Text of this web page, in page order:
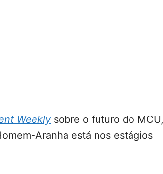
Weeklysobre o futuro do MCU,
Aranha está nos estágios